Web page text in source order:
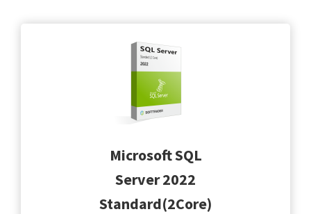
Microsoft SQL
Server 2022
Standard(2Core)